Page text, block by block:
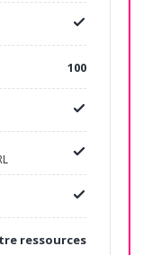
100
ressources